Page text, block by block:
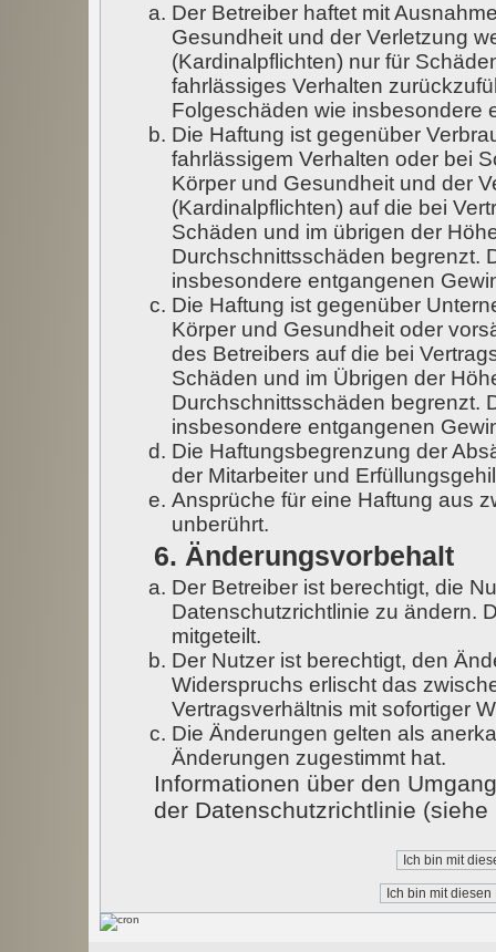
Der Betreiber haftet mit
Gesundheit und der Verletzung
(Kardinalpflichten) nur für
fahrlässiges Verhalten
Folgeschäden wie insbesondere
Die Haftung ist gegenüber
fahrlässigem Verhalten oder bei
Körper und Gesundheit und der
(Kardinalpflichten) auf die bei
Schäden und im übrigen der
Durchschnittsschäden begrenzt.
insbesondere entgangenen
Die Haftung ist gegenüber
Körper und Gesundheit oder
des Betreibers auf die bei
Schäden und im Übrigen der
Durchschnittsschäden begrenzt.
insbesondere entgangenen
Die Haftungsbegrenzung der
der Mitarbeiter und
Ansprüche für eine Haftung aus
unberührt.
6. Änderungsvorbehalt
Der Betreiber ist berechtigt, die
Datenschutzrichtlinie zu ändern.
mitgeteilt.
Der Nutzer ist berechtigt, den
Widerspruchs erlischt das
Vertragsverhältnis mit sofortiger
Die Änderungen gelten als
Änderungen zugestimmt hat.
Informationen über den
der Datenschutzrichtlinie